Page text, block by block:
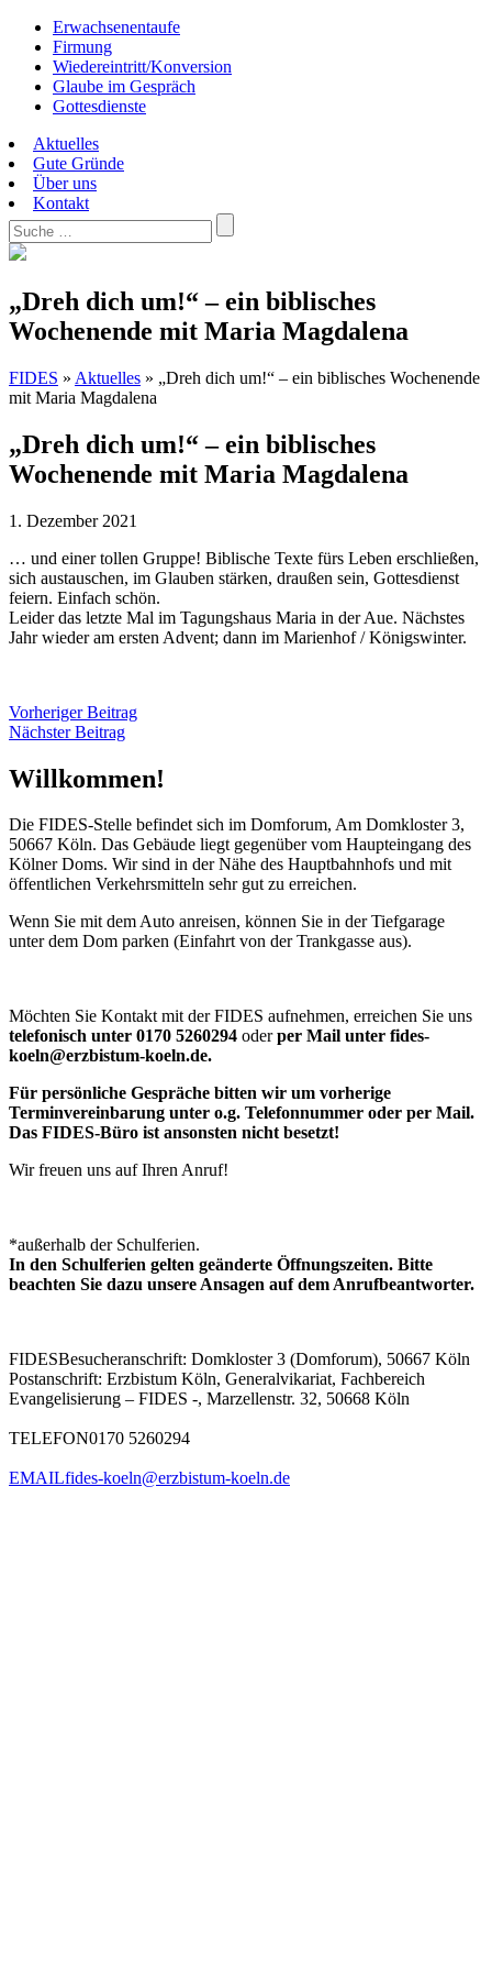
Erwachsenentaufe
Firmung
Wiedereintritt/Konversion
Glaube im Gespräch
Gottesdienste
Aktuelles
Gute Gründe
Über uns
Kontakt
„Dreh dich um!“ – ein biblisches
Wochenende mit Maria Magdalena
FIDES » Aktuelles » „Dreh dich um!“ – ein biblisches Wochenende
mit Maria Magdalena
„Dreh dich um!“ – ein biblisches
Wochenende mit Maria Magdalena
1. Dezember 2021
… und einer tollen Gruppe! Biblische Texte fürs Leben erschließen,
sich austauschen, im Glauben stärken, draußen sein, Gottesdienst
feiern. Einfach schön.
Leider das letzte Mal im Tagungshaus Maria in der Aue. Nächstes
Jahr wieder am ersten Advent; dann im Marienhof / Königswinter.
Vorheriger Beitrag
Nächster Beitrag
Willkommen!
Die FIDES-Stelle befindet sich im Domforum, Am Domkloster 3,
50667 Köln. Das Gebäude liegt gegenüber vom Haupteingang des
Kölner Doms. Wir sind in der Nähe des Hauptbahnhofs und mit
öffentlichen Verkehrsmitteln sehr gut zu erreichen.
Wenn Sie mit dem Auto anreisen, können Sie in der Tiefgarage
unter dem Dom parken (Einfahrt von der Trankgasse aus).
Möchten Sie Kontakt mit der FIDES aufnehmen, erreichen Sie uns
telefonisch unter 0170 5260294 oderper Mail unter fides-
koeln@erzbistum-koeln.de.
Für persönliche Gespräche bitten wir um vorherige
Terminvereinbarung unter o.g. Telefonnummer oder per Mail.
Das FIDES-Büro ist ansonsten nicht besetzt!
Wir freuen uns auf Ihren Anruf!
*außerhalb der Schulferien.
In den Schulferien gelten geänderte Öffnungszeiten. Bitte
beachten Sie dazu unsere Ansagen auf dem Anrufbeantworter.
FIDESBesucheranschrift: Domkloster 3 (Domforum), 50667 Köln
Postanschrift: Erzbistum Köln, Generalvikariat, Fachbereich
Evangelisierung – FIDES -, Marzellenstr. 32, 50668 Köln
TELEFON0170 5260294
EMAILfides-koeln@erzbistum-koeln.de